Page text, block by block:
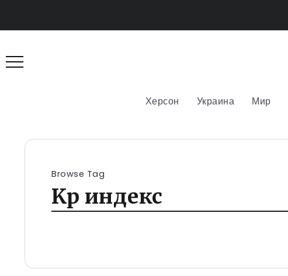
Херсон Украина Мир
Browse Tag
Kp индекс